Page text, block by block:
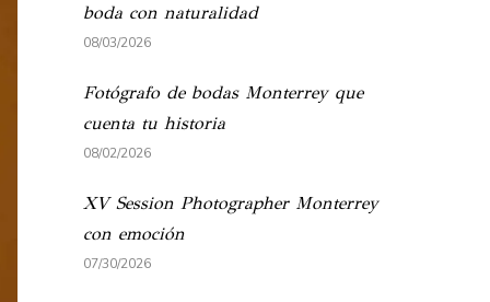
boda con naturalidad
08/03/2026
Fotógrafo de bodas Monterrey que
cuenta tu historia
08/02/2026
XV Session Photographer Monterrey
con emoción
07/30/2026